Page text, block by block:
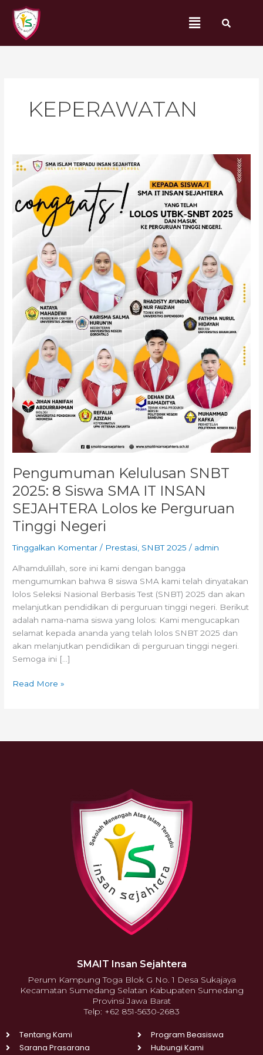
Lewati
konten
Menu
KEPERAWATAN
Pengumuman Kelulusan SNBT
2025: 8 Siswa SMA IT INSAN
SEJAHTERA Lolos ke Perguruan
Tinggi Negeri
Tinggalkan Komentar / Prestasi, SNBT 2025 / admin
Alhamdulillah, sore ini kami dengan bangga
mengumumkan bahwa 8 siswa SMA kami telah dinyatakan
lolos Seleksi Nasional Berbasis Test (SNBT) 2025 dan akan
melanjutkan pendidikan di perguruan tinggi negeri. Berikut
adalah nama-nama siswa yang lolos: Kami mengucapkan
selamat kepada ananda yang telah lolos SNBT 2025 dan
akan melanjutkan pendidikan di perguruan tinggi negeri.
Semoga ini […]
Pengumuman
Kelulusan
SNBT
2025:
8
SMA
INSAN
SEJAHTERA
Lolos
Perguruan
Tinggi
Negeri
Read More »
SMAIT Insan Sejahtera
Perum Kampung Toga Blok G No. 1 Desa Sukajaya
Kecamatan Sumedang Selatan Kabupaten Sumedang
Provinsi Jawa Barat
Telp: +62 851-5630-2683
Tentang Kami
Sarana Prasarana
Program Beasiswa
Hubungi Kami